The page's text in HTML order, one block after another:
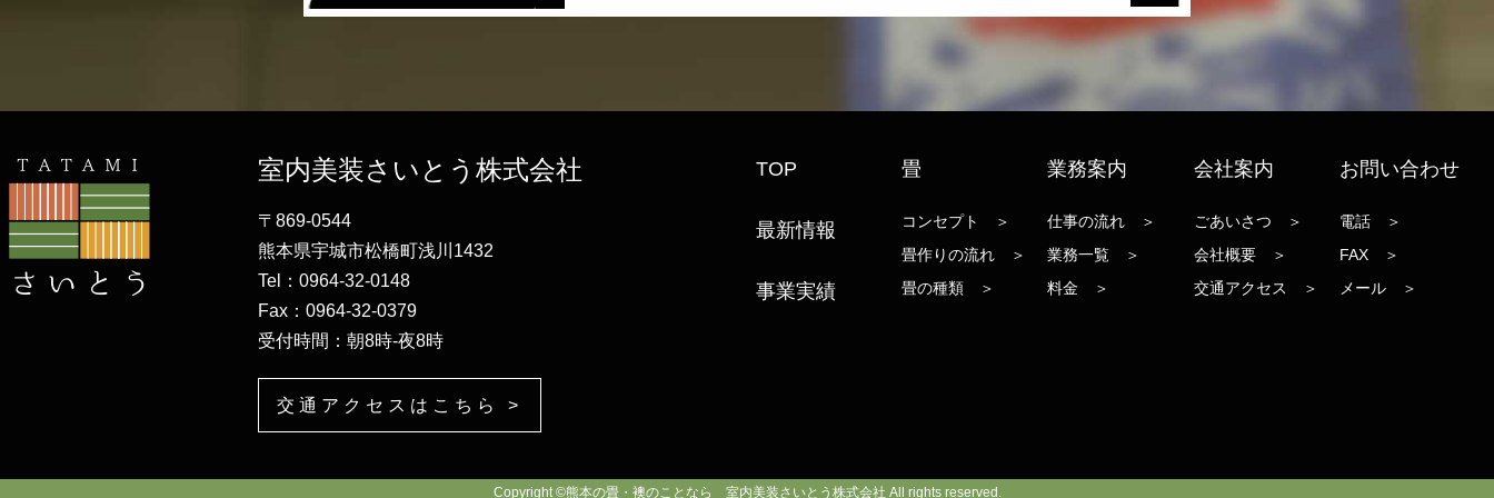
室内美装さいとう株式会社
〒869-0544
熊本県宇城市松橋町浅川1432
Tel：0964-32-0148
Fax：0964-32-0379
受付時間：朝8時-夜8時
交通アクセスはこちら >
TOP
最新情報
事業実績
畳
コンセプト ＞
畳作りの流れ ＞
畳の種類 ＞
業務案内
仕事の流れ ＞
業務一覧 ＞
料金 ＞
会社案内
ごあいさつ ＞
会社概要 ＞
交通アクセス ＞
お問い合わせ
電話 ＞
FAX ＞
メール ＞
Copyright ©熊本の畳・襖のことなら 室内美装さいとう株式会社 All rights reserved.